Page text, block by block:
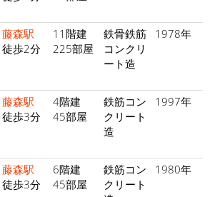
藤森駅
徒歩2分
11階建
225部屋
鉄骨鉄筋
コンクリ
ート造
1978年
藤森駅
徒歩3分
4階建
45部屋
鉄筋コン
クリート
造
1997年
藤森駅
徒歩3分
6階建
45部屋
鉄筋コン
クリート
1980年